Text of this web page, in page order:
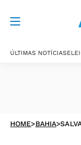
ÚLTIMAS NOTÍCIAS
HOME>BAHIA>